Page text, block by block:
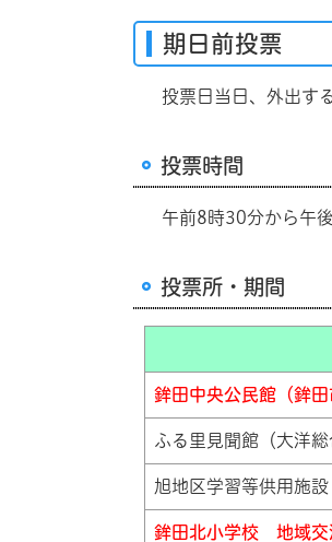
期日前投票
投票日当日、外出す
投票時間
午前8時30分から午
投票所・期間
鉾田中央公民館（鉾田
ふる里見聞館（大洋総
旭地区学習等供用施設
鉾田北小学校 地域交